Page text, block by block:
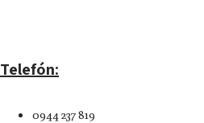
Telefón:
0944 237 819